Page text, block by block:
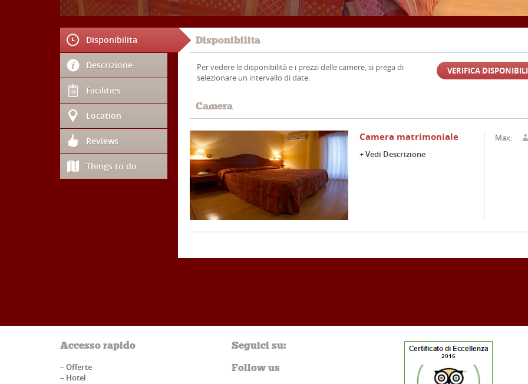
Disponibilita
Descrizione
Facilities
Location
Reviews
Things to do
Disponibilita
VERIFICA
Per vedere le disponibilità e i prezzi delle camere, si prega di
selezionare un intervallo di date.
Camera
Camera matrimoniale
+ Vedi Descrizione
Max:
Accesso rapido
– Offerte
– Hotel
Seguici su:
Follow us